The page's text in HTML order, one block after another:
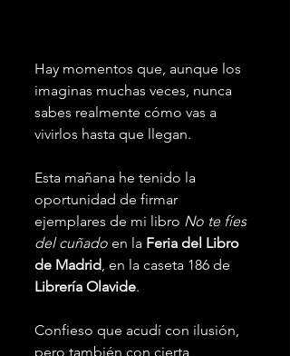
Hay momentos que, aunque los
imaginas muchas veces, nunca
sabes realmente cómo vas a
vivirlos hasta que llegan.
Esta mañana he tenido la
oportunidad de firmar
ejemplares de mi libro No te fíes
del cuñado en la Feria del Libro
de Madrid, en la caseta 186 de
Librería Olavide.
Confieso que acudí con ilusión,
pero también con cierta